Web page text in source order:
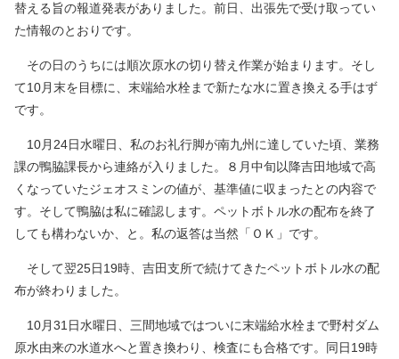
替える旨の報道発表がありました。前日、出張先で受け取ってい
た情報のとおりです。
その日のうちには順次原水の切り替え作業が始まります。そし
て10月末を目標に、末端給水栓まで新たな水に置き換える手はず
です。
10月24日水曜日、私のお礼行脚が南九州に達していた頃、業務
課の鴨脇課長から連絡が入りました。８月中旬以降吉田地域で高
くなっていたジェオスミンの値が、基準値に収まったとの内容で
す。そして鴨脇は私に確認します。ペットボトル水の配布を終了
しても構わないか、と。私の返答は当然「ＯＫ」です。
そして翌25日19時、吉田支所で続けてきたペットボトル水の配
布が終わりました。
10月31日水曜日、三間地域ではついに末端給水栓まで野村ダム
原水由来の水道水へと置き換わり、検査にも合格です。同日19時